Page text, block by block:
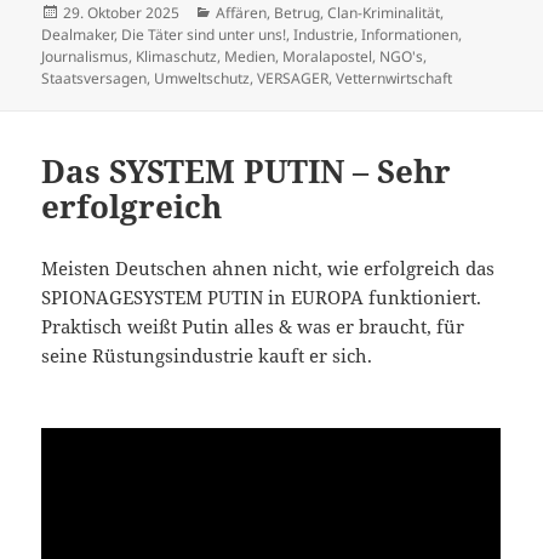
Veröffentlicht
am
29. Oktober 2025 Kategorien
Affären, Betrug,Clan-Kriminalität,
Dealmaker, Die Täter sind unter uns!,Industrie,Informationen,
Journalismus, Klimaschutz, Medien, Moralapostel, NGO's,
Staatsversagen, Umweltschutz,VERSAGER,Vetternwirtschaft
Das SYSTEM PUTIN – Sehr
erfolgreich
Meisten Deutschen ahnen nicht, wie erfolgreich das
SPIONAGESYSTEM PUTIN in EUROPA funktioniert.
Praktisch weißt Putin alles & was er braucht, für
seine Rüstungsindustrie kauft er sich.